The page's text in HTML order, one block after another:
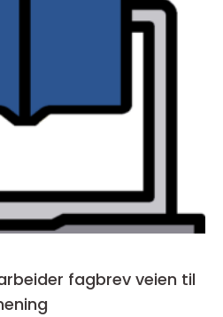
fagbrev veien til